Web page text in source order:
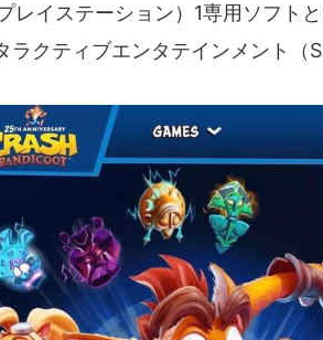
レイステーション）1専用ソフト
クティブエンタテインメント（